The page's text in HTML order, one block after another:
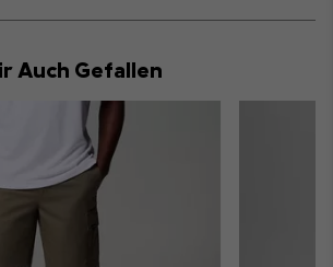
or
Auch Gefallen